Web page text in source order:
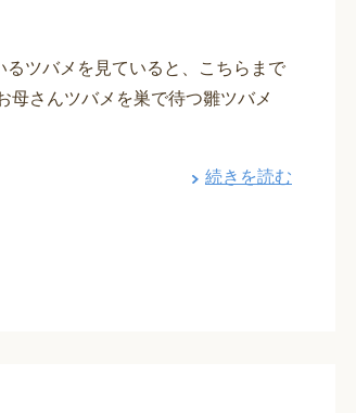
るツバメを見ていると、こちらまで
母さんツバメを巣で待つ雛ツバメ
続きを読む